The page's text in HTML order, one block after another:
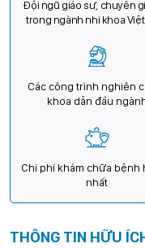
Đội ngũ giáo sư, chuyên
trong ngành nhi khoa Việt
Các công trình nghiên
khoa dẫn đầu
Chi phí khám chữa bệnh
nhất
THÔNG TIN HỮU